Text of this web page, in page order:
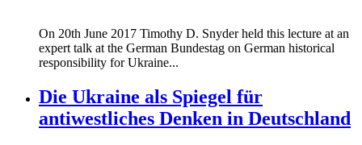
On 20th June 2017 Timothy D. Snyder held this lecture at an
expert talk at the German Bundestag on German historical
responsibility for Ukraine...
Die Ukraine als Spiegel für
antiwestliches Denken in Deutschland